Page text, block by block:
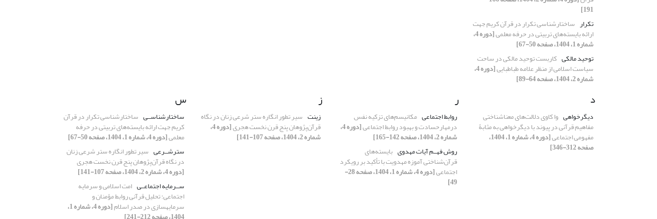
191]
تکرار ساختارشناسی تکرار در قرآن کریم جهت
ارائه بایسته‌های تربیتی در حرفه معلمی [دوره 4،
شماره 1، 1404، صفحه 50-67]
توحید مالکی کاربست توحید مالکی در ساحت
سیاست اسلامی از منظر علامه طباطبایی [دوره 4،
شماره 2، 1404، صفحه 64-89]
د
دیگرخواهی وا کاوی دلالت‌های معناشناختی
مفاهیم قرآنی در پیوند با دیگرخواهی به مثابۀ
مفهومی اجتماعی [دوره 4، شماره 1، 1404،
صفحه 312-346]
ر
روابط اجتماعی مکانیسم‌های تزکیه نفس
درمهارحسادت و بهبود روابط اجتماعی [دوره 4،
شماره 2، 1404، صفحه 142-165]
روش فهــم آیات مهدوی بایسته‌های
قرآن‌شناختی آموزه‌ مهدویت با تأکید بر رویکرد
اجتماعی [دوره 4، شماره 1، 1404، صفحه 28-
49]
ز
زینت سیر تطور انگاره ستر شرعی زنان در نگاه
قرآن‌پژوهان پنج قرن نخست هجری [دوره 4،
شماره 2، 1404، صفحه 107-141]
س
ساختارشناســی ساختارشناسی تکرار در قرآن
کریم جهت ارائه بایسته‌های تربیتی در حرفه
معلمی[دوره 4، شماره 1، 1404، صفحه 50-67]
سترشــرعی سیر تطور انگاره ستر شرعی زنان
در نگاه قرآن‌پژوهان پنج قرن نخست هجری
[دوره 4، شماره 2، 1404، صفحه 107-141]
ســرمایه اجتماعــی امت اسلامی و سرمایه
اجتماعی: تحلیل قرآنی روابط مؤمنان و
سرمایهسازی در صدر اسلام [دوره 4، شماره 1،